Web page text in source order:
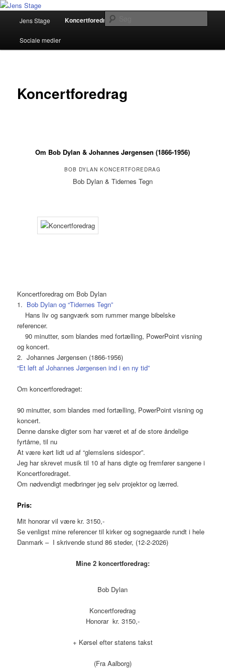
Fortsæt
primært
indholdJens Stage
Musiker, Sangskriver, Foredragsholder
Jens Stage Koncertforedrag
Sociale medier
Koncertforedrag
Om Bob Dylan & Johannes Jørgensen (1866-1956)
BOB DYLAN KONCERTFOREDRAG
Bob Dylan & Tidernes Tegn
Koncertforedrag om Bob Dylan
1. Bob Dylan og “Tidernes Tegn”
Hans liv og sangværk som rummer mange bibelske
referencer.
90 minutter, som blandes med fortælling, PowerPoint visning
og koncert.
2. Johannes Jørgensen (1866-1956)
“Et løft af Johannes Jørgensen ind i en ny tid”
Om koncertforedraget:
90 minutter, som blandes med fortælling, PowerPoint visning og
koncert.
Denne danske digter som har været et af de store åndelige
fyrtårne, til nu
At være kørt lidt ud af “glemslens sidespor”.
Jeg har skrevet musik til 10 af hans digte og fremfører sangene i
Koncertforedraget.
Om nødvendigt medbringer jeg selv projektor og lærred.
Pris:
Mit honorar vil være kr. 3150,-
Se venligst mine referencer til kirker og sognegaarde rundt i hele
Danmark – I skrivende stund 86 steder, (12-2-2026)
Mine 2 koncertforedrag:
Bob Dylan
Koncertforedrag
Honorar kr. 3150,-
+ Kørsel efter statens takst
(Fra Aalborg)